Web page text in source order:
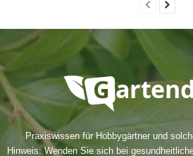
Praxiswissen für Hobbygärtner und
Hinweis: Wenden Sie sich bei